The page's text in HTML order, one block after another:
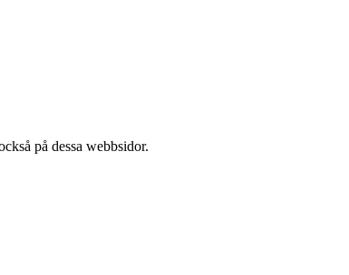
på dessa webb­sidor.